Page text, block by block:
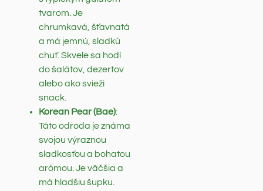
tvarom. Je
chrumkavá, šťavnatá
a má jemnú, sladkú
chuť. Skvele sa hodí
do šalátov, dezertov
alebo ako svieži
snack.
Korean Pear (Bae):
Táto odroda je známa
svojou výraznou
sladkosťou a bohatou
arómou. Je väčšia a
má hladšiu šupku.